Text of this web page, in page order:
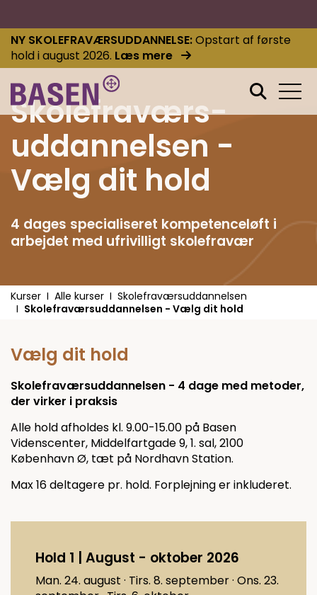
NY SKOLEFRAVÆRSUDDANNELSE Opstart af første
hold i august 2026. Læs mere
Skolefraværs­
uddannelsen -
Vælg dit hold
4 dages specialiseret kompetenceløft i
arbejdet med ufrivilligt skolefravær
Kurser Alle kurser
Skolefraværsuddannelsen
Skolefraværsuddannelsen - Vælg dit hold
Vælg dit hold
Skolefraværsuddannelsen - 4 dage med metoder,
der virker i praksis
Alle hold afholdes kl. 9.00-15.00 på Basen
Videnscenter, Middelfartgade 9, 1. sal, 2100
København Ø, tæt på Nordhavn Station.
Max 16 deltagere pr. hold. Forplejning er inkluderet.
Hold 1 | August - oktober 2026
Man. 24. august · Tirs. 8. september · Ons. 23.